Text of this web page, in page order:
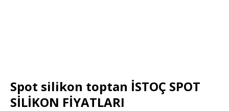
Spot silikon toptan İSTOÇ SPOT
SİLİKON FİYATLARI